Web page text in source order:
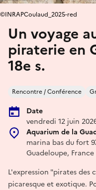
Un voyage
piraterie en
18e s.
Rencontre / Conférence
Date
vendredi 12 juin
Aquarium de la
marina bas du fort
Guadeloupe, France
©INRAPCoulaud_2025-red
L'expression "pirates des
picaresque et exotique.